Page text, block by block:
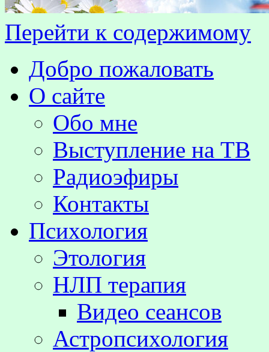
Перейти к содержимому
Добро пожаловать
О сайте
Обо мне
Выступление на TВ
Радиоэфиры
Контакты
Психология
Этология
НЛП терапия
Видео сеансов
Астропсихология